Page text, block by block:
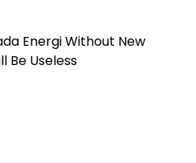
Energi Without New
Be Useless